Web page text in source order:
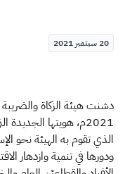
20 سبتمبر 2021
2021م، هويتها
الذي تقوم به الهيئة نحو
ودورها في تنمية وازدهار